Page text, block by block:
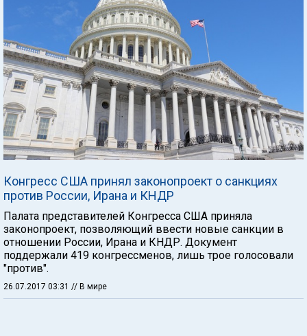
Конгресс США принял законопроект о санкциях
против России, Ирана и КНДР
Палата представителей Конгресса США приняла
законопроект, позволяющий ввести новые санкции в
отношении России, Ирана и КНДР. Документ
поддержали 419 конгрессменов, лишь трое голосовали
"против".
26.07.2017 03:31 // В мире